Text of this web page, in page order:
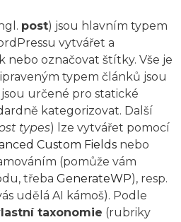
post) jsou hlavním typem
vytvářet a
nebo označovat štítky. Vše je
typem článků jsou
určené pro statické
kategorizovat. Další
types) lze vytvářet pomocí
Custom Fields nebo
(pomůže vám
třeba GenerateWP), resp.
udělá AI kámoš). Podle
taxonomie (rubriky